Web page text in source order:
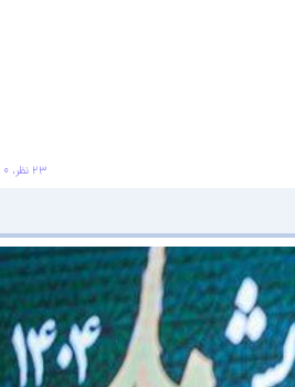
۲۳ نظر، ۰ در صف انتشار و ۱۱ تکراری یا غیرقابل انتشار